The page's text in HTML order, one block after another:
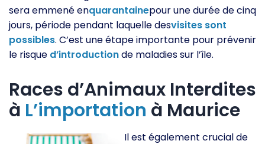
sera emmené enquarantainepour une durée de cinq
jours, période pendant laquelle desvisites sont
possibles. C’est une étape importante pour prévenir
le risque d’introductionde maladies sur l’île.
Races d’Animaux Interdites
à L’importation à Maurice
Il est également crucial de